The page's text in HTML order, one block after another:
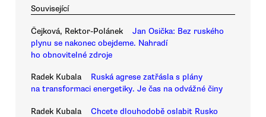
Související
Čejková, Rektor-Polánek
Jan Osička: Bez ruského
plynu se nakonec obejdeme. Nahradí
ho obnovitelné zdroje
Radek Kubala
Ruská agrese zatřásla s plány
na transformaci energetiky. Je čas na odvážné činy
Radek Kubala
Chcete dlouhodobě oslabit Rusko